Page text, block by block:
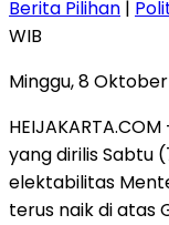
Berita Pilihan |
WIB
Minggu, 8
yang dirilis Sabtu
elektabilitas
terus naik di atas